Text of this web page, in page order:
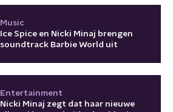
Music
Ice Spice en Nicki Minaj brengen
soundtrack Barbie World uit
Entertainment
Nicki Minaj zegt dat haar nieuwe